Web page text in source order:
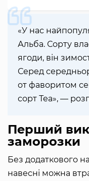
«У нас
Альба. Сорту
ягоди, він
Серед
от фаворитом
сорт Теа», —
Перший
заморозки
Без додаткового
навесні можна